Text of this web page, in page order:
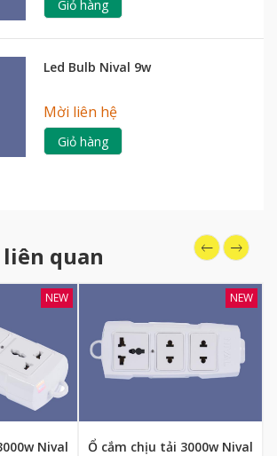
Giỏ hàng
Led Bulb Nival 9w
Mời liên hệ
Giỏ hàng
quan
NEW
Nival
NEW
Ổ cắm chịu tải 3000w Nival